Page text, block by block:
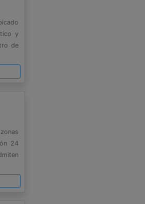
y
de
24